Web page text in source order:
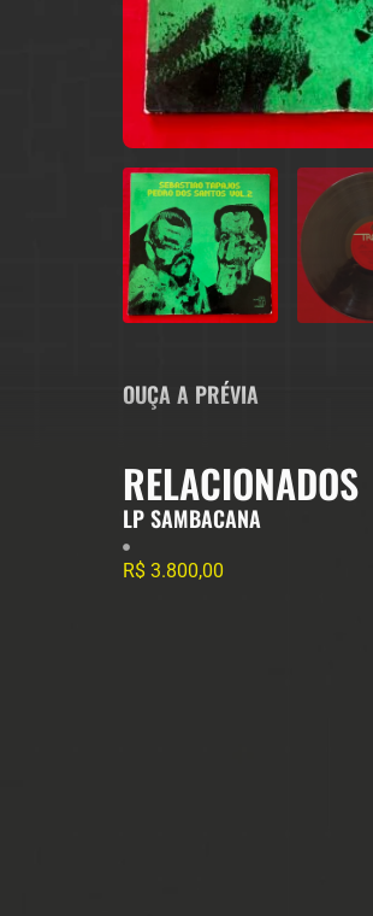
OUÇA A PRÉVIA
RELACIONADOS
LP SAMBACANA
R$ 3.800,00